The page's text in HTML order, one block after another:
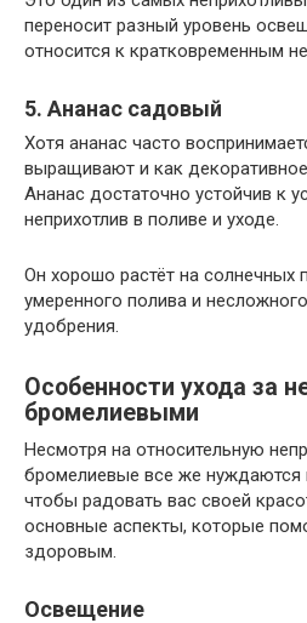
переносит разный уровень
относится к кратковременным
5. Ананас садовый
Хотя ананас часто
выращивают и как
Ананас достаточно устойчив к
неприхотлив в поливе и уходе.
Он хорошо растёт на солнечных
умеренного полива и
удобрения.
Особенности ухода за
бромелиевыми
Несмотря на относительную
бромелиевые все же нуждаются
чтобы радовать вас своей
основные аспекты, которые
здоровым.
Освещение